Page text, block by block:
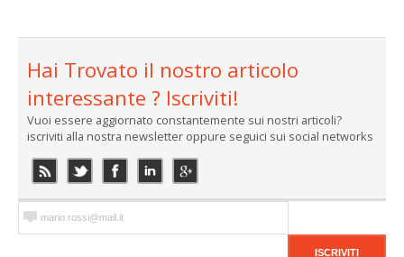
Hai Trovato il nostro articolo
interessante ? Iscriviti!
Vuoi essere aggiornato constantemente sui nostri articoli?
iscriviti alla nostra newsletter oppure seguici sui social networks